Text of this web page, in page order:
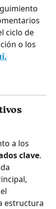
ciclo de
o los
a los
clave.
estructura